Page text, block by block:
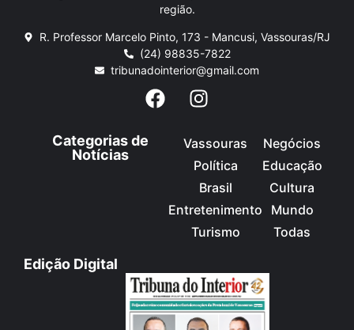
região.
R. Professor Marcelo Pinto, 173 - Mancusi, Vassouras/RJ
(24) 98835-7822
tribunadointerior@gmail.com
Categorias de
Notícias
Vassouras
Política
Brasil
Entretenimento
Turismo
Negócios
Educação
Cultura
Mundo
Todas
Edição Digital